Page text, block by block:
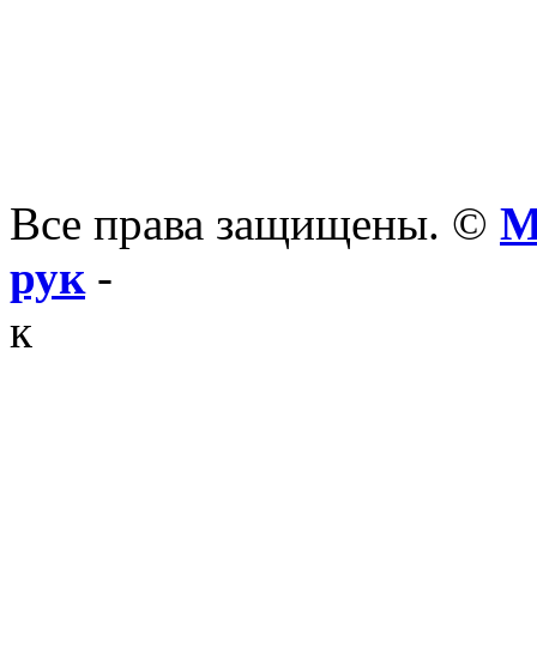
Все права защищены. ©
рук-
к